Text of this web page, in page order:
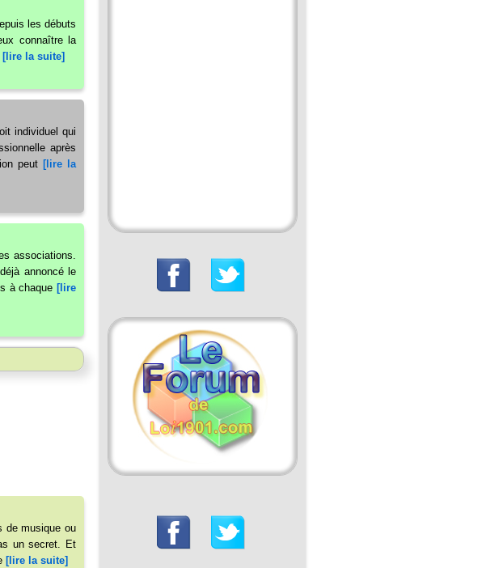
les débuts
connaître la
[lire la suite]
individuel qui
après
peut [lire la
associations.
annoncé le
à chaque [lire
de musique ou
un secret. Et
[lire la suite]